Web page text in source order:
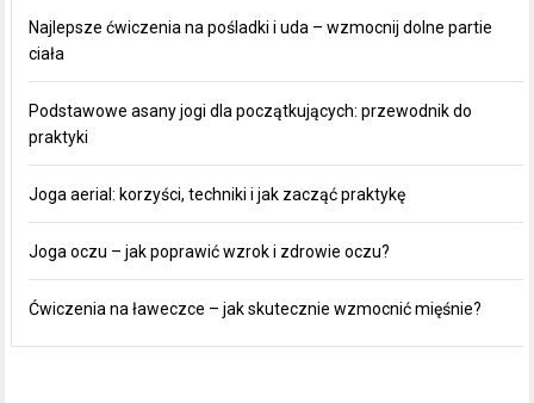
Najlepsze ćwiczenia na pośladki i uda – wzmocnij dolne partie
ciała
Podstawowe asany jogi dla początkujących: przewodnik do
praktyki
Joga aerial: korzyści, techniki i jak zacząć praktykę
Joga oczu – jak poprawić wzrok i zdrowie oczu?
Ćwiczenia na ławeczce – jak skutecznie wzmocnić mięśnie?